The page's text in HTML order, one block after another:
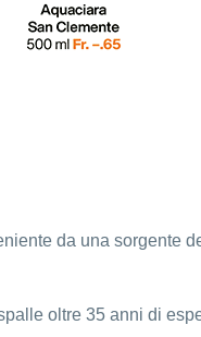
da una sorgente
oltre 35 anni di